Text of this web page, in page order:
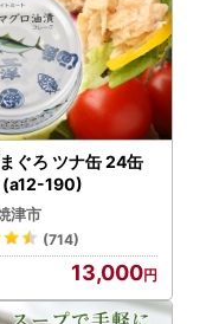
、または不備がある
ルなどの日本語表記
表示している（値引
には、消費者センタ
窓口などの公的機関
ぐろ ツナ缶 24缶
(a12-190)
津市
(714)
13,000